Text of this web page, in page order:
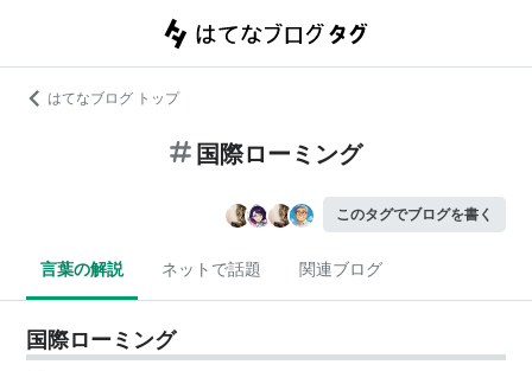
はてなブログ トップ
国際ローミング
このタグでブログを書く
言葉の解説 ネットで話題 関連ブログ
国際ローミング